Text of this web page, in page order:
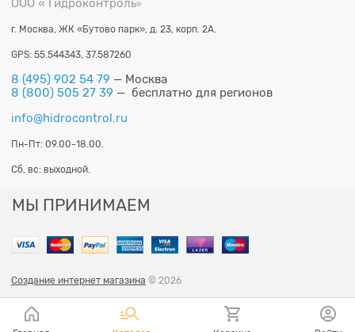
ООО « Гидроконтроль»
г. Москва, ЖК «Бутово парк», д. 23, корп. 2А.
GPS: 55.544343, 37.587260
8 (495) 902 54 79 — Москва
8 (800) 505 27 39 — бесплатно для регионов
info@hidrocontrol.ru
Пн-Пт: 09.00-18.00.
Сб, вс: выходной.
МЫ ПРИНИМАЕМ
Создание интернет магазина © 2026